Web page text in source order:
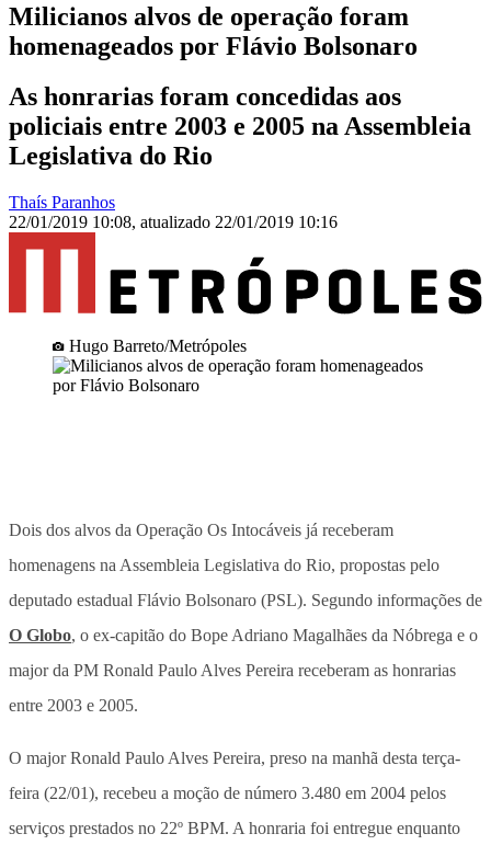
Milicianos alvos de operação foram
homenageados por Flávio Bolsonaro
As honrarias foram concedidas aos
policiais entre 2003 e 2005 na Assembleia
Legislativa do Rio
Thaís Paranhos
22/01/2019 10:08, atualizado 22/01/2019 10:16
Hugo Barreto/Metrópoles
Dois dos alvos da Operação Os Intocáveis já receberam
homenagens na Assembleia Legislativa do Rio, propostas pelo
deputado estadual Flávio Bolsonaro (PSL). Segundo informações de
O Globo, o ex-capitão do Bope Adriano Magalhães da Nóbrega e o
major da PM Ronald Paulo Alves Pereira receberam as honrarias
entre 2003 e 2005.
O major Ronald Paulo Alves Pereira, preso na manhã desta terça-
feira (22/01), recebeu a moção de número 3.480 em 2004 pelos
serviços prestados no 22º BPM. A honraria foi entregue enquanto